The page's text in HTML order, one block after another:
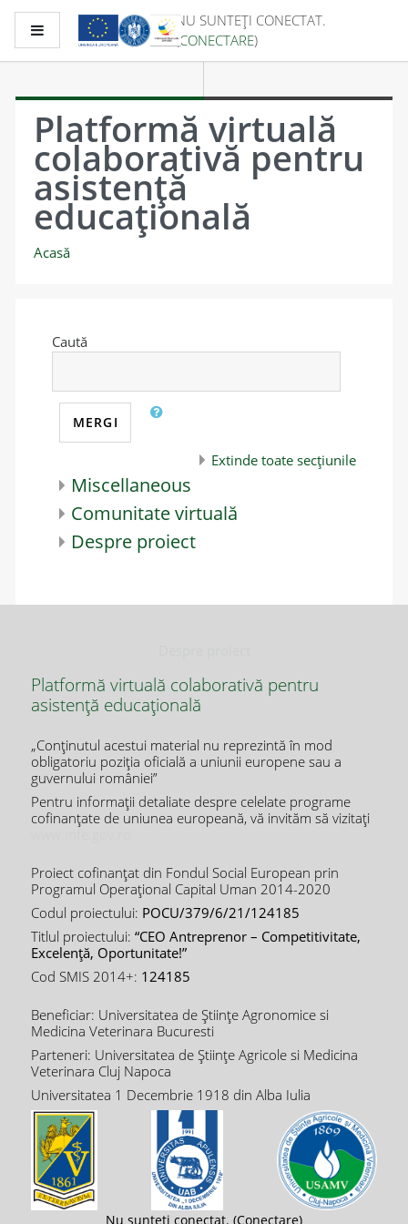
Sari la conţinutul principal
Panou lateral
NU SUNTEȚI CONECTAT.
(CONECTARE)
Platformă virtuală
colaborativă pentru
asistență
educațională
Acasă
Caută
MERGI
Extinde toate secțiunile
Miscellaneous
Comunitate virtuală
Despre proiect
Platformă virtuală colaborativă pentru
asistență educațională
„Conţinutul acestui material nu reprezintă în mod
obligatoriu poziţia oficială a uniunii europene sau a
guvernului româniei”
Pentru informații detaliate despre celelate programe
cofinanțate de uniunea europeană, vă invităm să vizitați
Proiect cofinanţat din Fondul Social European prin
Programul Operațional Capital Uman 2014-2020
Codul proiectului: POCU/379/6/21/124185
Titlul proiectului:“CEO Antreprenor – Competitivitate,
Excelență, Oportunitate!”
Cod SMIS 2014+: 124185
Beneficiar: Universitatea de Științe Agronomice si
Medicina Veterinara Bucuresti
Parteneri: Universitatea de Științe Agricole si Medicina
Veterinara Cluj Napoca
Universitatea 1 Decembrie 1918 din Alba Iulia
Nu sunteți conectat. (Conectare)